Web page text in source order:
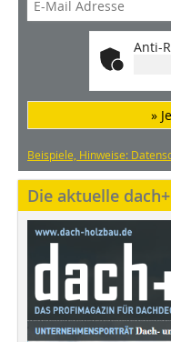
Anti-
»
Beispiele, Hinweise:
Die aktuelle